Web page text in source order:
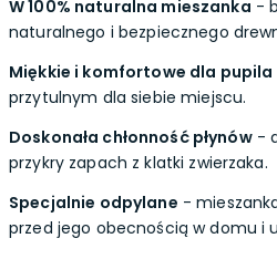
W 100% naturalna mieszanka -
naturalnego i bezpiecznego
Miękkie i komfortowe dla pupila
przytulnym dla siebie miejscu.
Doskonała chłonność płynów-
przykry zapach z klatki zwierzaka.
Specjalnie odpylane -
przed jego obecnością w domu i